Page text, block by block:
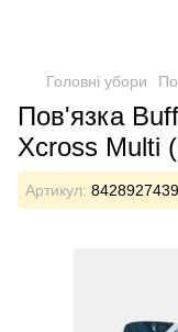
Головні убори
Пов'язка
Xcross Multi
Артикул: